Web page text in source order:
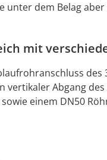
dem Belag
mit
des
Abgang
einem DN50